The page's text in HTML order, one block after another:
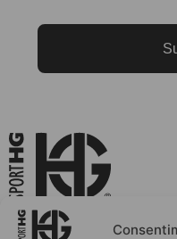
La Ropa Deportiva